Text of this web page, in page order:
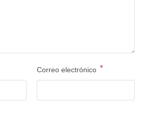
Correo electrónico *